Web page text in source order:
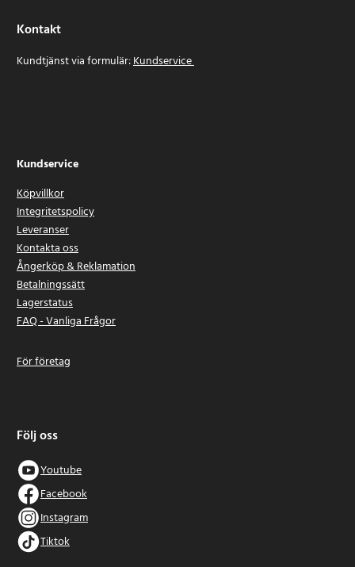
Kontakt
Kundtjänst via formulär:Kundservice
Kundservice
Köpvillkor
Integritetspolicy
Leveranser
Kontakta oss
Ångerköp & Reklamation
Betalningssätt
Lagerstatus
FAQ - Vanliga Frågor
För företag
Följ oss
Youtube
Facebook
Instagram
Tiktok